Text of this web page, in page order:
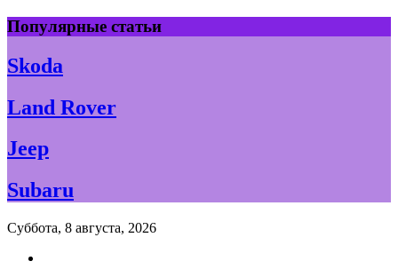
Skip
to
content
Популярные статьи
Skoda
Land Rover
Jeep
Subaru
Суббота, 8 августа, 2026